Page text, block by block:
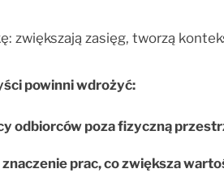
zwiększają zasięg, tworzą
powinni wdrożyć:
odbiorców poza fizyczną
prac, co zwiększa